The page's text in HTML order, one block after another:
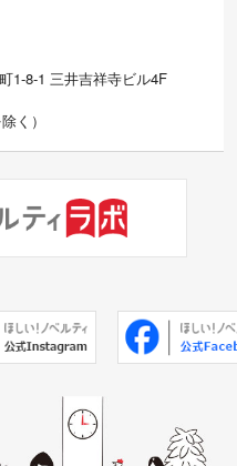
1-8-1 三井吉祥寺ビル4F
く）